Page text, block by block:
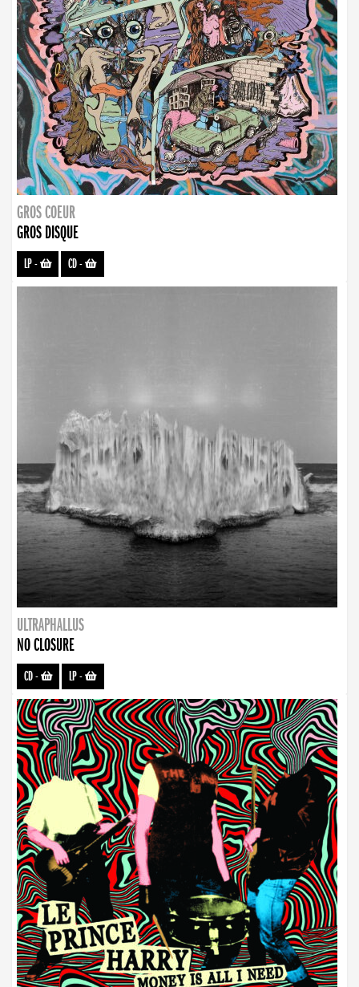
GROS COEUR
GROS DISQUE
LP- CD-
ULTRAPHALLUS
NO CLOSURE
CD- LP-